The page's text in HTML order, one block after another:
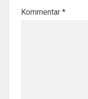
Kommentar *